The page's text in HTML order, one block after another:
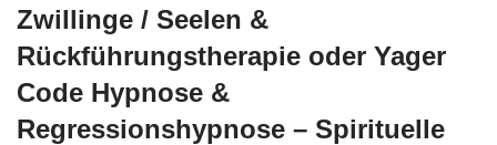
Zwillinge / Seelen &
Rückführungstherapie oder Yager
Code Hypnose &
Regressionshypnose – Spirituelle